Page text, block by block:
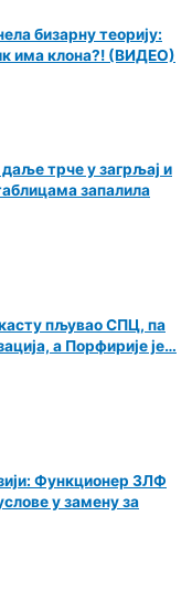
бизарну теорију:
има клона?! (ВИДЕО)
трче у загрљај и
запалила
пљувао СПЦ, па
а Порфирије је…
Функционер ЗЛФ
у замену за